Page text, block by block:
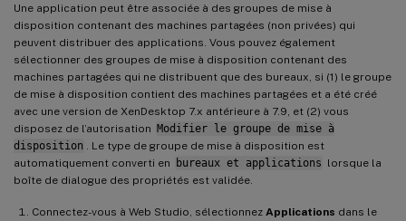
Une application peut être associée à des groupes de mise à
disposition contenant des machines partagées (non privées) qui
peuvent distribuer des applications. Vous pouvez également
sélectionner des groupes de mise à disposition contenant des
machines partagées qui ne distribuent que des bureaux, si (1) le groupe
de mise à disposition contient des machines partagées et a été créé
avec une version de XenDesktop 7.x antérieure à 7.9, et (2) vous
disposez de l’autorisation Modifier le groupe de mise à
disposition
. Le type de groupe de mise à disposition est
automatiquement converti en
bureaux et applications lorsque la
boîte de dialogue des propriétés est validée.
Connectez-vous à Web Studio, sélectionnez Applications dans le